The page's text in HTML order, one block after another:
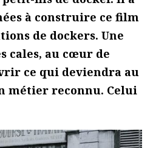
à construire ce film
de dockers. Une
cales, au cœur de
ce qui deviendra au
métier reconnu. Celui